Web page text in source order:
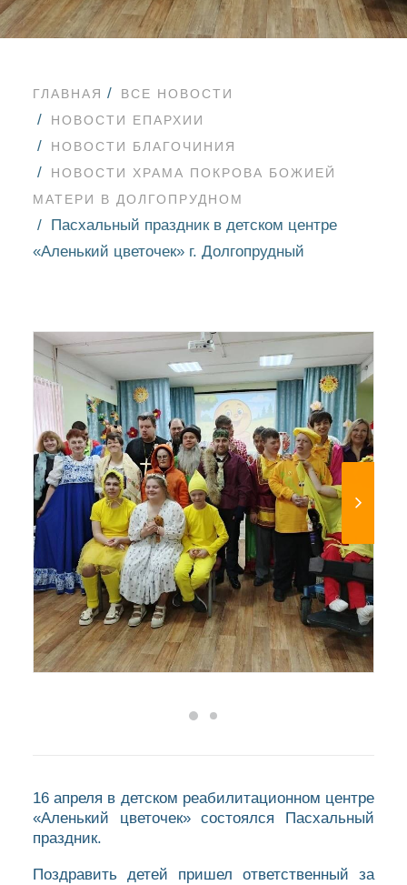
ГЛАВНАЯ
ВСЕ НОВОСТИ
НОВОСТИ ЕПАРХИИ
НОВОСТИ БЛАГОЧИНИЯ
НОВОСТИ ХРАМА ПОКРОВА БОЖИЕЙ
МАТЕРИ В ДОЛГОПРУДНОМ
Пасхальный праздник в детском центре
«Аленький цветочек» г. Долгопрудный
16 апреля в детском реабилитационном центре
«Аленький цветочек» состоялся Пасхальный
праздник.
Поздравить детей пришел ответственный за